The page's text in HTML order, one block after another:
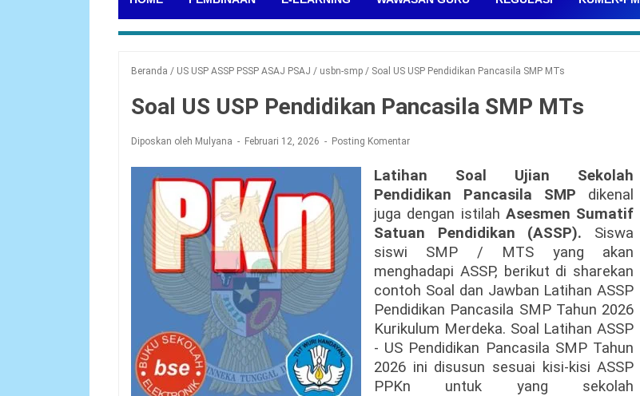
Beranda / US USP ASSP PSSP ASAJ PSAJ / usbn-smp / Soal US USP Pendidikan Pancasila SMP MTs
Soal US USP Pendidikan Pancasila SMP MTs
Diposkan oleh Mulyana Februari 12, 2026 Posting Komentar
Latihan Soal Ujian Sekolah
Pendidikan Pancasila SMP dikenal
juga dengan istilah Asesmen Sumatif
Satuan Pendidikan (ASSP). Siswa
siswi SMP / MTS yang akan
menghadapi ASSP, berikut di sharekan
contoh Soal dan Jawban Latihan ASSP
Pendidikan Pancasila SMP Tahun 2026
Kurikulum Merdeka. Soal Latihan ASSP
- US Pendidikan Pancasila SMP Tahun
2026 ini disusun sesuai kisi-kisi ASSP
PPKn untuk yang sekolah